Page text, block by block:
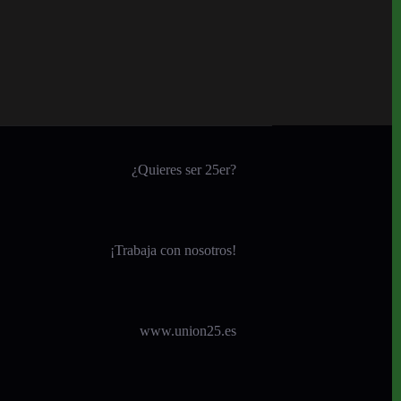
¿Quieres ser 25er?
¡Trabaja con nosotros!
www.union25.es